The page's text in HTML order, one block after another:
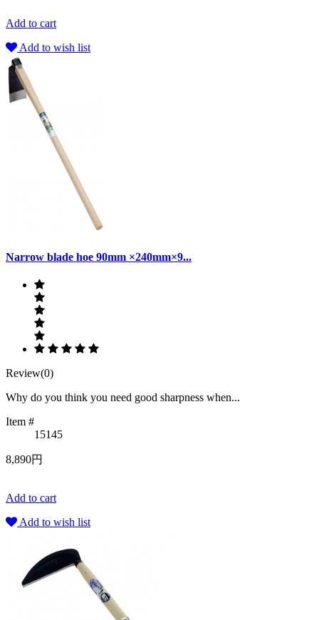
Add to cart
Add to wish list
Narrow blade hoe 90mm ×240mm×9...
Review(0)
Why do you think you need good sharpness when...
Item #
15145
8,890円
Add to cart
Add to wish list